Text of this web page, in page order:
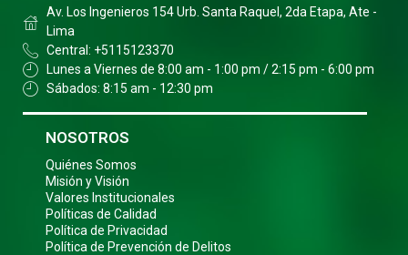
Av. Los Ingenieros 154 Urb. Santa Raquel, 2da Etapa, Ate -
Lima
Central: +5115123370
Lunes a Viernes de 8:00 am - 1:00 pm / 2:15 pm - 6:00 pm
Sábados: 8:15 am - 12:30 pm
NOSOTROS
Quiénes Somos
Misión y Visión
Valores Institucionales
Políticas de Calidad
Política de Privacidad
Política de Prevención de Delitos